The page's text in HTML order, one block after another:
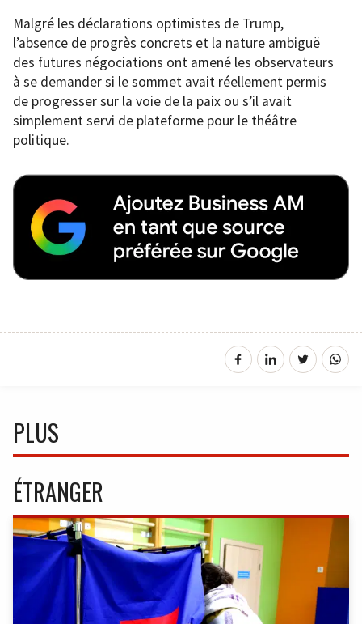
Malgré les déclarations optimistes de Trump,
l’absence de progrès concrets et la nature ambiguë
des futures négociations ont amené les observateurs
à se demander si le sommet avait réellement permis
de progresser sur la voie de la paix ou s’il avait
simplement servi de plateforme pour le théâtre
politique.
PLUS
ÉTRANGER